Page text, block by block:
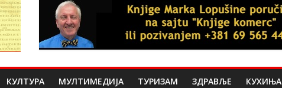
КУЛТУРА МУЛТИМЕДИЈА ТУРИЗАМ ЗДРАВЉЕ КУХИЊА